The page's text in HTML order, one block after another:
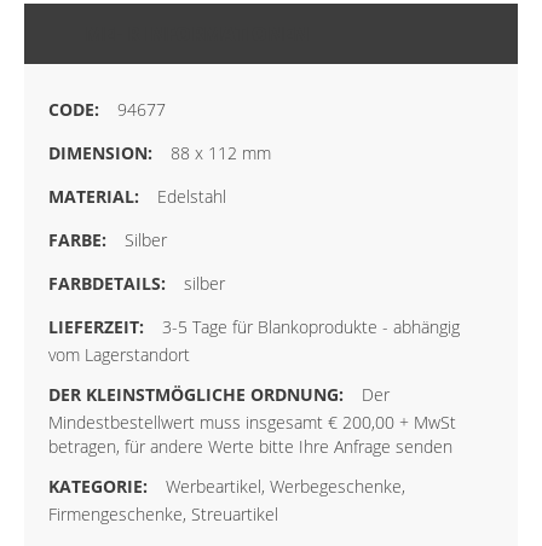
94677
88 x 112 mm
Edelstahl
Silber
silber
3-5 Tage für Blankoprodukte - abhängig
vom Lagerstandort
Der
Mindestbestellwert muss insgesamt € 200,00 + MwSt
betragen, für andere Werte bitte Ihre Anfrage senden
Werbeartikel, Werbegeschenke,
Firmengeschenke, Streuartikel